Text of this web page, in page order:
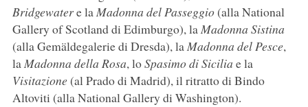
Bridgewatere laMadonna del Passeggio(alla National
Gallery of Scotland di Edimburgo), laMadonna Sistina
(alla Gemäldegalerie di Dresda), laMadonna del Pesce,
laMadonna della Rosa, loSpasimo di Sicilia e la
Visitazione(al Prado di Madrid), il ritratto di Bindo
Altoviti (alla National Gallery di Washington).